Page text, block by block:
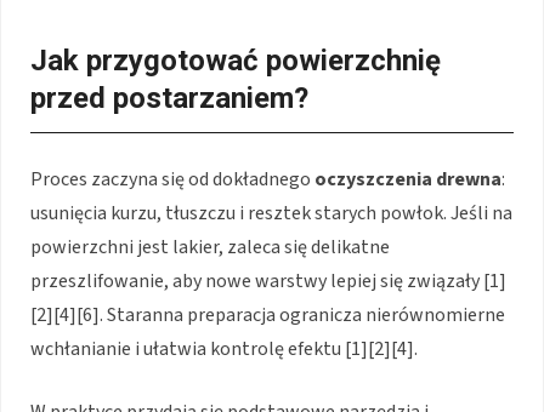
Jak przygotować powierzchnię
przed postarzaniem?
Proces zaczyna się od dokładnego oczyszczenia drewna:
usunięcia kurzu, tłuszczu i resztek starych powłok. Jeśli na
powierzchni jest lakier, zaleca się delikatne
przeszlifowanie, aby nowe warstwy lepiej się związały [1]
[2][4][6]. Staranna preparacja ogranicza nierównomierne
wchłanianie i ułatwia kontrolę efektu [1][2][4].